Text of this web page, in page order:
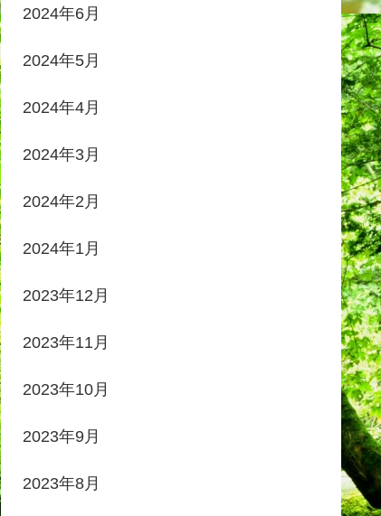
2024年6月
2024年5月
2024年4月
2024年3月
2024年2月
2024年1月
2023年12月
2023年11月
2023年10月
2023年9月
2023年8月